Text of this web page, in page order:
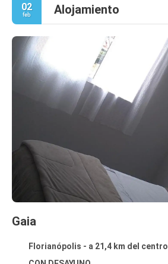
02
feb Alojamiento
Gaia
Florianópolis - a 21,4 km del centro